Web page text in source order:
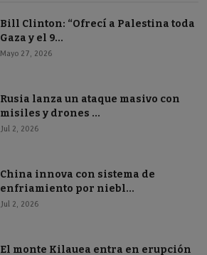
Bill Clinton: “Ofrecí a Palestina toda
Gaza y el 9...
Mayo 27, 2026
Rusia lanza un ataque masivo con
misiles y drones ...
Jul 2, 2026
China innova con sistema de
enfriamiento por niebl...
Jul 2, 2026
El monte Kilauea entra en erupción